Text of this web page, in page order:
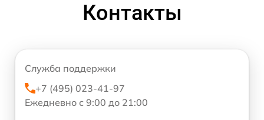
Контакты
Служба поддержки
+7 (495) 023-41-97
Ежедневно с 9:00 до 21:00